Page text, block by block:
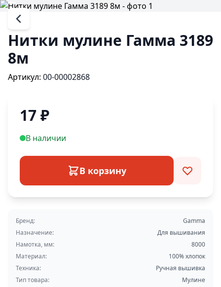
Нитки мулине Гамма 3189
8м
Артикул: 00-00002868
17₽
В наличии
В корзину
Бренд:
Gamma
Назначение:
Для вышивания
Намотка, мм:
8000
Материал:
100% хлопок
Техника:
Ручная вышивка
Тип товара:
Мулине